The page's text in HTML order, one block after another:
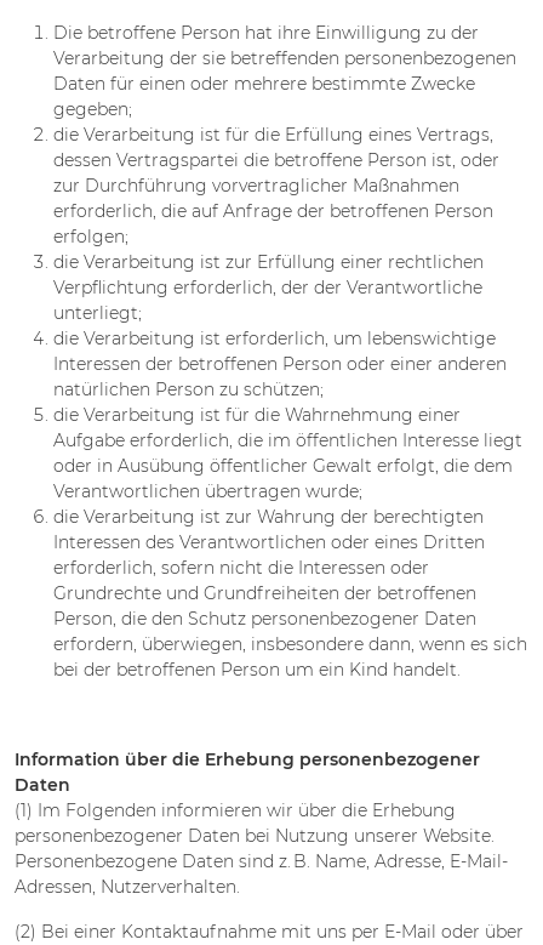
Die betroffene Person hat ihre Einwilligung zu der
Verarbeitung der sie betreffenden personenbezogenen
Daten für einen oder mehrere bestimmte Zwecke
gegeben;
die Verarbeitung ist für die Erfüllung eines Vertrags,
dessen Vertragspartei die betroffene Person ist, oder
zur Durchführung vorvertraglicher Maßnahmen
erforderlich, die auf Anfrage der betroffenen Person
erfolgen;
die Verarbeitung ist zur Erfüllung einer rechtlichen
Verpflichtung erforderlich, der der Verantwortliche
unterliegt;
die Verarbeitung ist erforderlich, um lebenswichtige
Interessen der betroffenen Person oder einer anderen
natürlichen Person zu schützen;
die Verarbeitung ist für die Wahrnehmung einer
Aufgabe erforderlich, die im öffentlichen Interesse liegt
oder in Ausübung öffentlicher Gewalt erfolgt, die dem
Verantwortlichen übertragen wurde;
die Verarbeitung ist zur Wahrung der berechtigten
Interessen des Verantwortlichen oder eines Dritten
erforderlich, sofern nicht die Interessen oder
Grundrechte und Grundfreiheiten der betroffenen
Person, die den Schutz personenbezogener Daten
erfordern, überwiegen, insbesondere dann, wenn es sich
bei der betroffenen Person um ein Kind handelt.
Information über die Erhebung personenbezogener
Daten
(1) Im Folgenden informieren wir über die Erhebung
personenbezogener Daten bei Nutzung unserer Website.
Personenbezogene Daten sind z. B. Name, Adresse, E-Mail-
Adressen, Nutzerverhalten.
(2) Bei einer Kontaktaufnahme mit uns per E-Mail oder über